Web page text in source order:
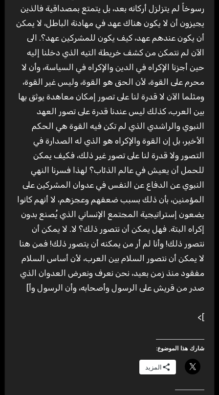
رسوخاً لم يتزلزل أركانه بعد، بل يتمتع بمصداقية فالذين
يجيزون أن لا يكون هناك عهد في مهادنة الباطل، لا يمكن
أن يكون عندهم عهد، كيف يكون للمشركين عهد؟. الى
الآن لم نتمكن من كشف خريطة التيه الذي دخلنا إليه
حين أجزنا الإكراه في الدين والإكراه في السياسة، وأن لا
محرم على القوة، لأن الحق هو القوة، وليس غير القوة،
ومثلما الآن لا قدرة لنا على تصور إمكان معاهدة يوثق بها
بين العرب، كذلك ليس عندنا قدرة على تصور العهد
النبوي والراشدي الذي لم تكن فيه القوة هي الحكم
الأخير، بل إن القوة والإكراه هو الذي له الصدارة في
التصور ولا قدرة لنا على تصور غير ذلك، فكيف يمكن
للحمل أن يعيش في عالم الذئاب؟ لهذا فسرنا النهي
النبوي عن الدفاع عن النفس في عدوان المشركين على
المؤمنين، بأن ذلك بسبب ضعفهم وعجزهم، لا أنهم كانوا
يضعون إستراتيجية المجتمع الإنساني الذي يُصنع بدون
إكراه البتة. فهل يمكن أن نتصور ذلك؟ لا. لا يمكن أن
نتصور ذلك! وأنا لم أر من يمكنه أن يتصور ذلك! فمن هنا
لا يمكن أن نتصور السلام بين العرب، لأن أساس السلام
مفقود منذ زمن بعيد، نحن نعرف ونعرض العدوان الذي
صدر من قريش على الرسول وأصحابه، وأن الرسول وأ]
]>
شارك هذا الموضوع:
المزيد